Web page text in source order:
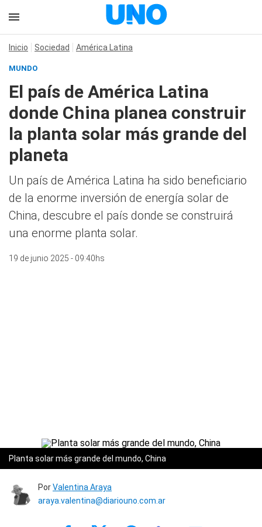
Inicio Sociedad América Latina
MUNDO
El país de América Latina
donde China planea construir
la planta solar más grande del
planeta
Un país de América Latina ha sido beneficiario
de la enorme inversión de energía solar de
China, descubre el país donde se construirá
una enorme planta solar.
19 de junio 2025 - 09:40hs
Planta solar más grande del mundo, China
PorValentina Araya
araya.valentina@diariouno.com.ar